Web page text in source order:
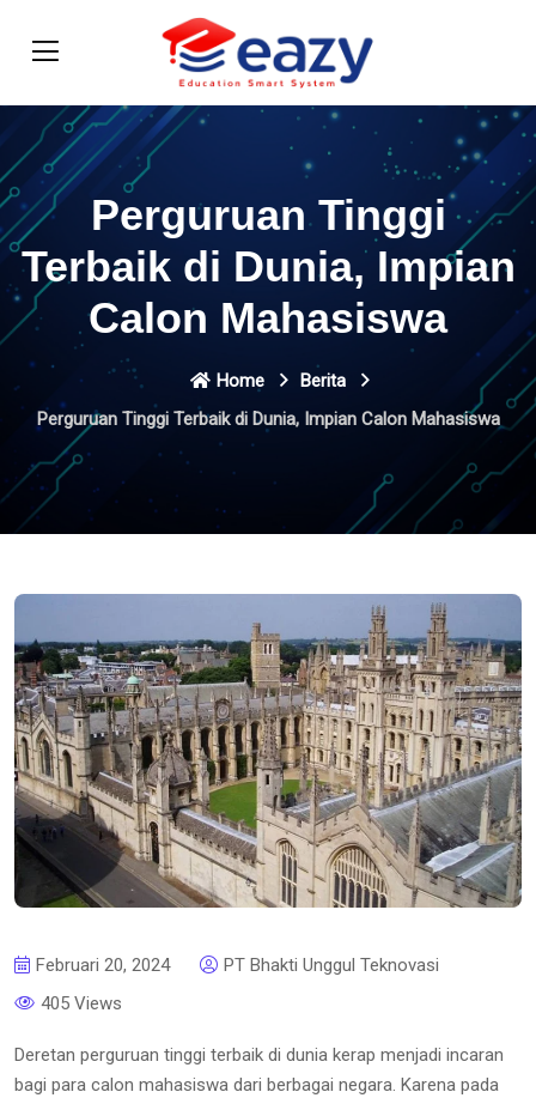
Perguruan Tinggi
Terbaik di Dunia, Impian
Calon Mahasiswa
Home
Berita
Perguruan Tinggi Terbaik di Dunia, Impian Calon Mahasiswa
Februari 20, 2024
PT Bhakti Unggul Teknovasi
405 Views
Deretan perguruan tinggi terbaik di dunia kerap menjadi incaran
bagi para calon mahasiswa dari berbagai negara. Karena pada